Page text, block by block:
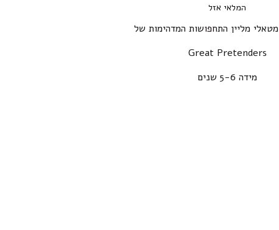
המלאי אזל
מליין התחפושות המדהימות של
Great Pretenders
מידה 5-6 שנים